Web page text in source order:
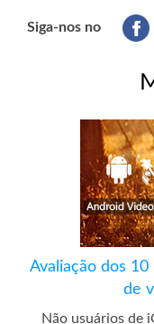
Siga-nos no
Avaliação dos
de
Não usuários de